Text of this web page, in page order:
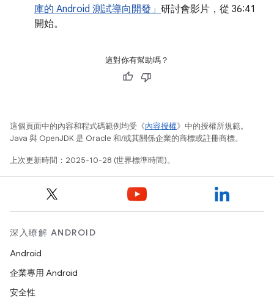
庫的 Android 測試導向開發」 研討會影片，從 36:41
開始。
這對你有幫助嗎？
這個頁面中的內容和程式碼範例均受《內容授權》中的授權所規範。
Java 與 OpenJDK 是 Oracle 和/或其關係企業的商標或註冊商標。
上次更新時間：2025-10-28 (世界標準時間)。
深入瞭解 ANDROID
Android
企業專用 Android
安全性